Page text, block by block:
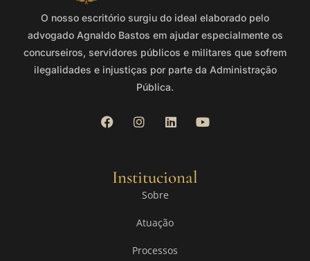
O nosso escritório surgiu do ideal elaborado pelo
advogado Agnaldo Bastos em ajudar especialmente os
concurseiros, servidores públicos e militares que sofrem
ilegalidades e injustiças por parte da Administração
Pública.
Institucional
Sobre
Atuação
Processos